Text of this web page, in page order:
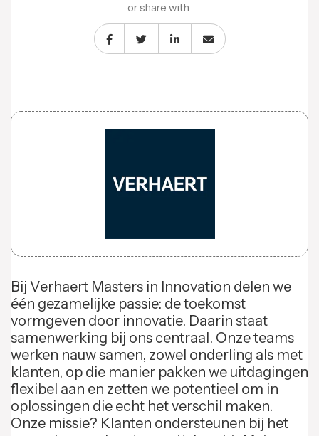
or share with
Bij Verhaert Masters in Innovation delen we
één gezamelijke passie: de toekomst
vormgeven door innovatie. Daarin staat
samenwerking bij ons centraal. Onze teams
werken nauw samen, zowel onderling als met
klanten, op die manier pakken we uitdagingen
flexibel aan en zetten we potentieel om in
oplossingen die echt het verschil maken.
Onze missie? Klanten ondersteunen bij het